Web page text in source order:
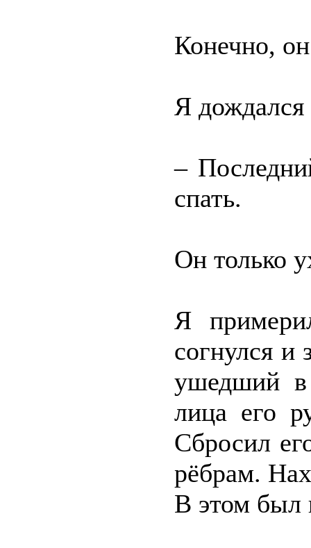
Конечно,
Я дождался
–
спать.
Он только
Я
согнулся и
ушедший в
лица его
Сбросил
рёбрам.
В этом был